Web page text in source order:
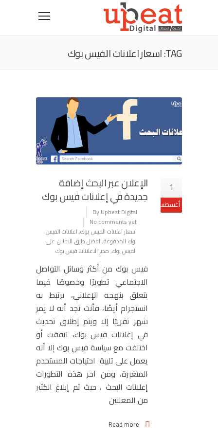
TAG: اسعار اعلانات الفيس بوك
1
أغسطس
الإعلان عبر البحث إضافة
جديدة في إعلانات فيس بوك
By Upbeat Digital
No comments yet
اسعار اعلانات الفيس بوك,اعلانات الفيس
بوك المدفوعة, افضل طرق الاعلان على
الفيس بوك,مدير الاعلانات فيس بوك
فيس بوك من أكثر وسائل التواصل
الاجتماعي تطويرًا وخصوصًا فيما
يتعلق بنهجه الإعلاني، يرتبط به
انستجرام أيضًا، فأنت تجد أنه لا يمر
شهر تقريبًا إلا ويتم إطلاق تحديث
في إعلانات فيس بوك، اتفقت أو
اختلفت مع سياسة فيس بوك إلا أنه
يعمل على تلبية احتياجات المستخدم
المتغيرة، ومن آخر هذه التطورات
إعلانات البحث ، حيث تم إبلاغ الكثير
من المعلنين
Read more